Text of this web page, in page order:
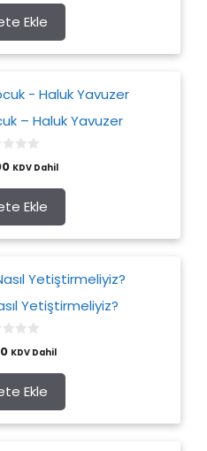
Ekle
– Haluk Yavuzer
KDV Dahil
Ekle
Yetiştirmeliyiz?
KDV Dahil
Ekle